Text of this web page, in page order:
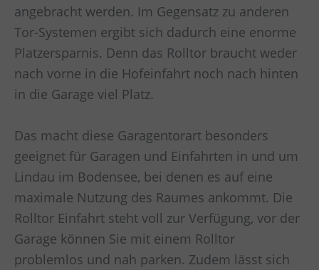
angebracht werden. Im Gegensatz zu anderen
Tor-Systemen ergibt sich dadurch eine enorme
Platzersparnis. Denn das Rolltor braucht weder
nach vorne in die Hofeinfahrt noch nach hinten
in die Garage viel Platz.
Das macht diese Garagentorart besonders
geeignet für Garagen und Einfahrten in und um
Lindau im Bodensee, bei denen es auf eine
maximale Nutzung des Raumes ankommt. Die
Rolltor Einfahrt steht voll zur Verfügung, vor der
Garage können Sie mit einem Rolltor
problemlos und nah parken. Zudem lässt sich